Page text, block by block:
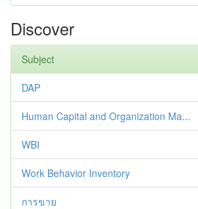
Discover
Subject
DAP
Human Capital and Organization Ma...
WBI
Work Behavior Inventory
การขาย